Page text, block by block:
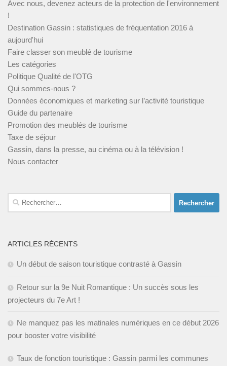
Avec nous, devenez acteurs de la protection de l'environnement
!
Destination Gassin : statistiques de fréquentation 2016 à
aujourd'hui
Faire classer son meublé de tourisme
Les catégories
Politique Qualité de l'OTG
Qui sommes-nous ?
Données économiques et marketing sur l’activité touristique
Guide du partenaire
Promotion des meublés de tourisme
Taxe de séjour
Gassin, dans la presse, au cinéma ou à la télévision !
Nous contacter
Rechercher :
ARTICLES RÉCENTS
Un début de saison touristique contrasté à Gassin
Retour sur la 9e Nuit Romantique : Un succès sous les
projecteurs du 7e Art !
Ne manquez pas les matinales numériques en ce début 2026
pour booster votre visibilité
Taux de fonction touristique : Gassin parmi les communes